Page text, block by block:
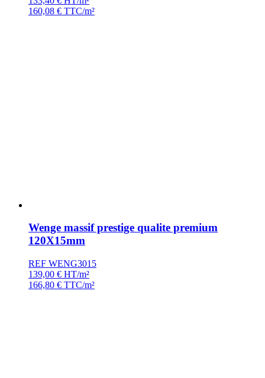
160,08 € TTC/m²
Wenge massif prestige qualite premium
120X15mm
REF WENG3015
139,00 € HT/m²
166,80 € TTC/m²